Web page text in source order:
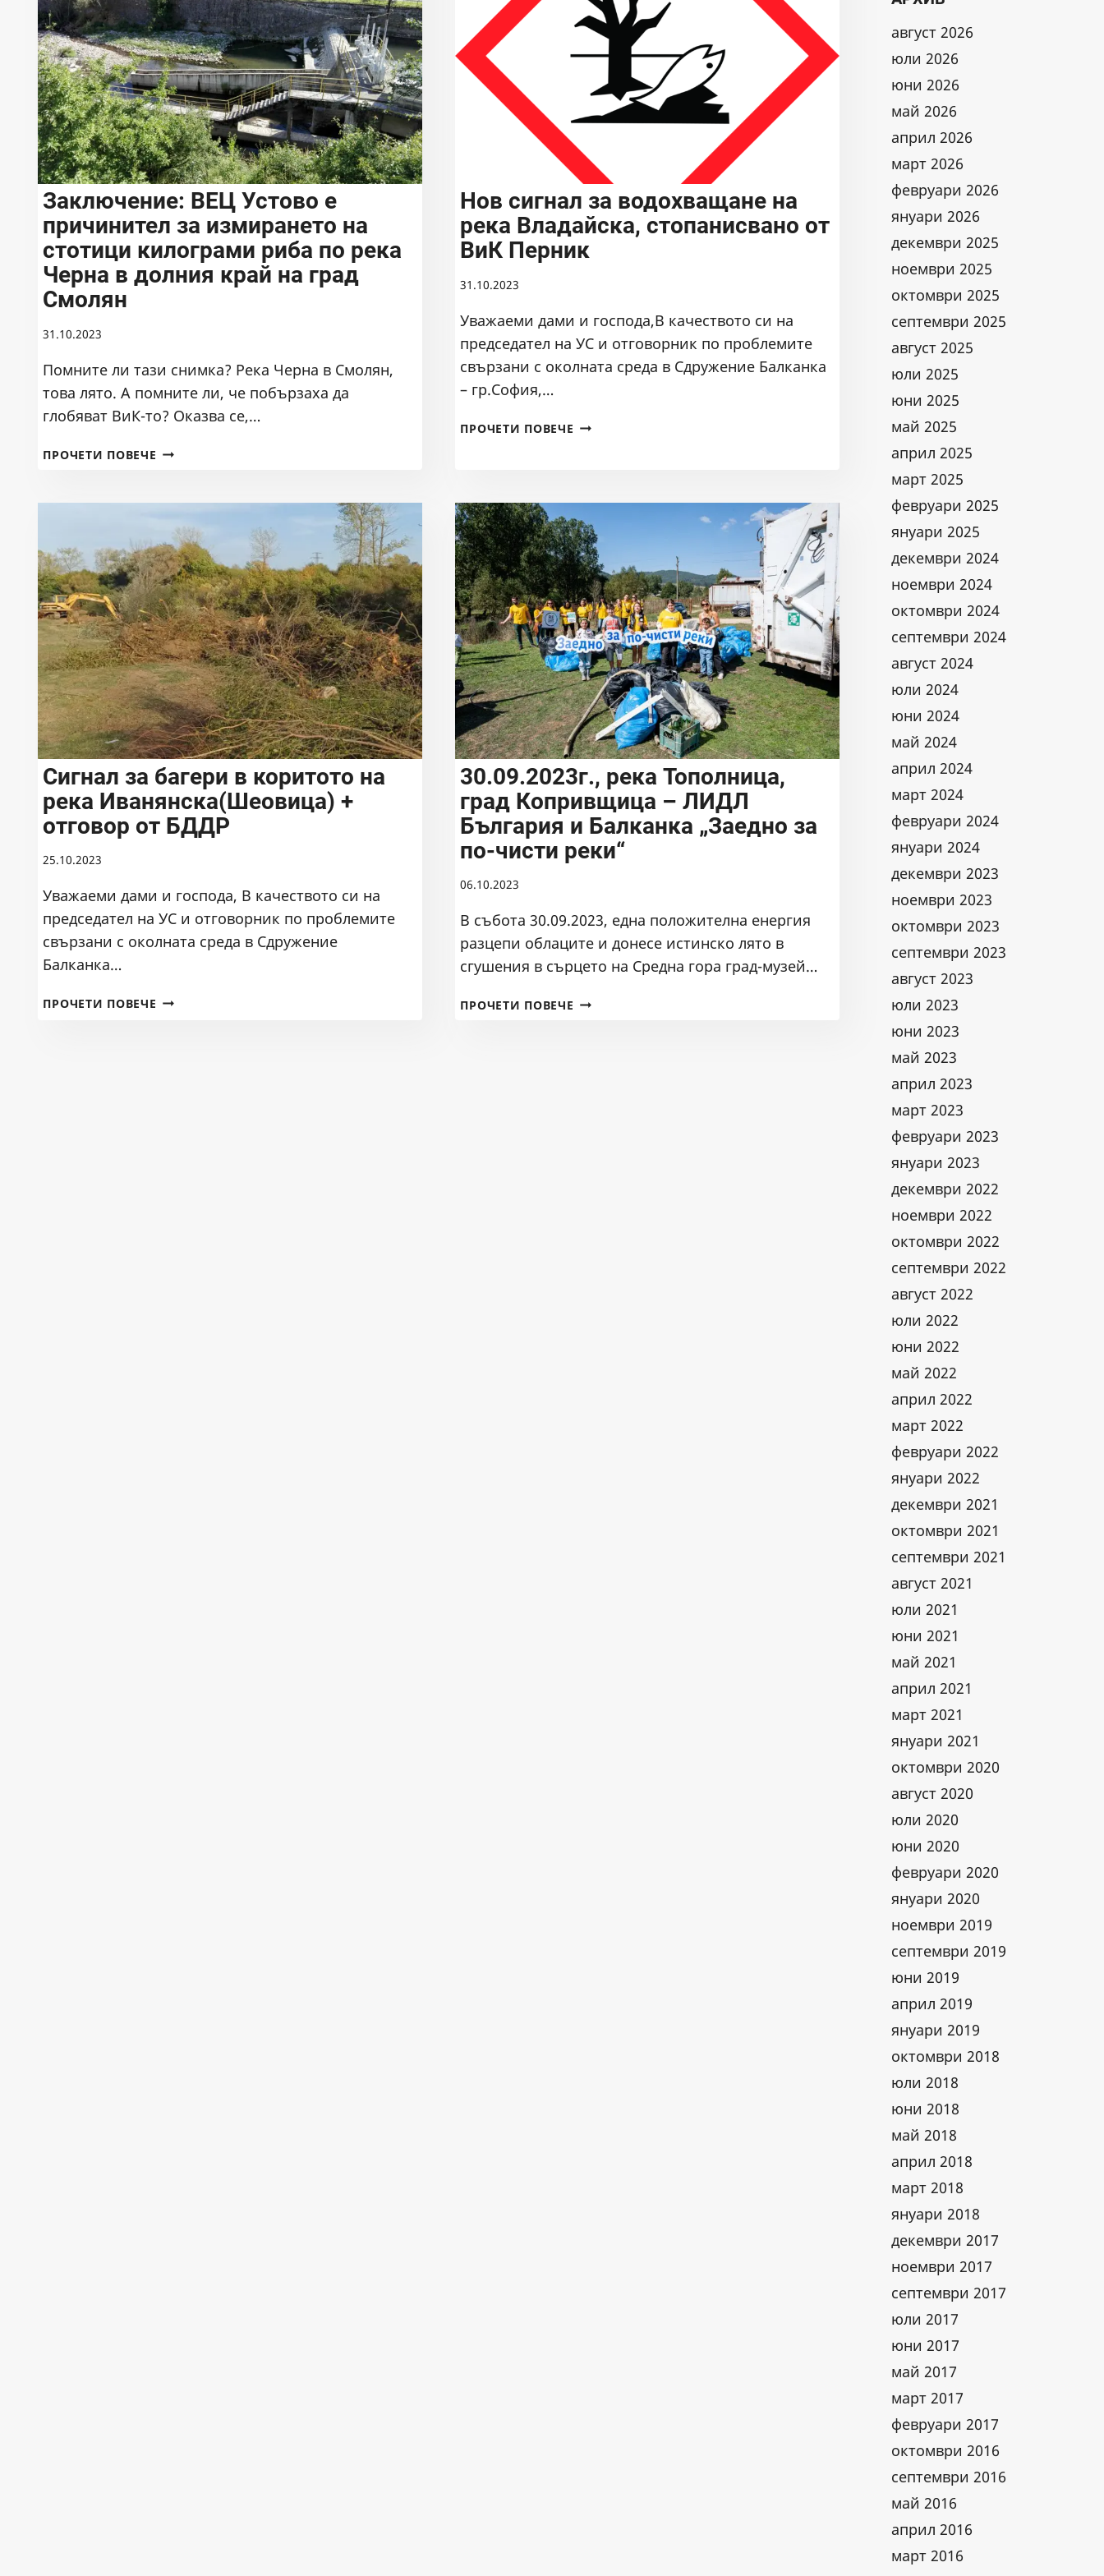
Заключение: ВЕЦ Устово е
причинител за измирането на
стотици килограми риба по река
Черна в долния край на град
Смолян
31.10.2023
Помните ли тази снимка? Река Черна в Смолян,
това лято. А помните ли, че побързаха да
глобяват ВиК-то? Оказва се,…
ПРОЧЕТИ ПОВЕЧЕ ЗАКЛЮЧЕНИЕ:
Е
ПРИЧИНИТЕЛ
ЗА
ИЗМИРАНЕТО
НА
СТОТИЦИ
КИЛОГРАМИ
РИБА
ПО
РЕКА
ЧЕРНА
В
ДОЛНИЯ
КРАЙ
НА
СМОЛЯН
Нов сигнал за водохващане на
река Владайска, стопанисвано от
ВиК Перник
31.10.2023
Уважаеми дами и господа,В качеството си на
председател на УС и отговорник по проблемите
свързани с околната среда в Сдружение Балканка
– гр.София,…
ПРОЧЕТИ ПОВЕЧЕ НОВ
НА
РЕКА
ВЛАДАЙСКА,
СТОПАНИСВАНО
ОТ
ВИК
ПЕРНИК
Сигнал за багери в коритото на
река Иванянска(Шеовица) +
отговор от БДДР
25.10.2023
Уважаеми дами и господа, В качеството си на
председател на УС и отговорник по проблемите
свързани с околната среда в Сдружение
Балканка…
ПРОЧЕТИ ПОВЕЧЕ СИГНАЛ
30.09.2023г., река Тополница,
град Копривщица – ЛИДЛ
България и Балканка „Заедно за
по-чисти реки“
06.10.2023
В събота 30.09.2023, една положителна енергия
разцепи облаците и донесе истинско лято в
сгушения в сърцето на Средна гора град-музей…
ПРОЧЕТИ ПОВЕЧЕ 30.09.2023Г.,
август 2026
юли 2026
юни 2026
май 2026
април 2026
март 2026
февруари 2026
януари 2026
декември 2025
ноември 2025
октомври 2025
септември 2025
август 2025
юли 2025
юни 2025
май 2025
април 2025
март 2025
февруари 2025
януари 2025
декември 2024
ноември 2024
октомври 2024
септември 2024
август 2024
юли 2024
юни 2024
май 2024
април 2024
март 2024
февруари 2024
януари 2024
декември 2023
ноември 2023
октомври 2023
септември 2023
август 2023
юли 2023
юни 2023
май 2023
април 2023
март 2023
февруари 2023
януари 2023
декември 2022
ноември 2022
октомври 2022
септември 2022
август 2022
юли 2022
юни 2022
май 2022
април 2022
март 2022
февруари 2022
януари 2022
декември 2021
октомври 2021
септември 2021
август 2021
юли 2021
юни 2021
май 2021
април 2021
март 2021
януари 2021
октомври 2020
август 2020
юли 2020
юни 2020
февруари 2020
януари 2020
ноември 2019
септември 2019
юни 2019
април 2019
януари 2019
октомври 2018
юли 2018
юни 2018
май 2018
април 2018
март 2018
януари 2018
декември 2017
ноември 2017
септември 2017
юли 2017
юни 2017
май 2017
март 2017
февруари 2017
октомври 2016
септември 2016
май 2016
април 2016
март 2016